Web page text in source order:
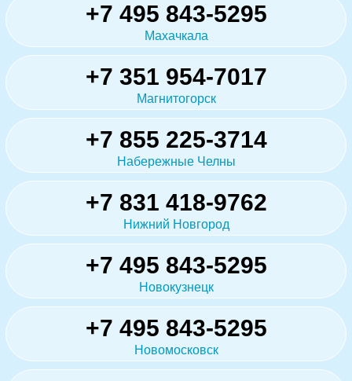
+7 495 843-5295
Махачкала
+7 351 954-7017
Магнитогорск
+7 855 225-3714
Набережные Челны
+7 831 418-9762
Нижний Новгород
+7 495 843-5295
Новокузнецк
+7 495 843-5295
Новомосковск